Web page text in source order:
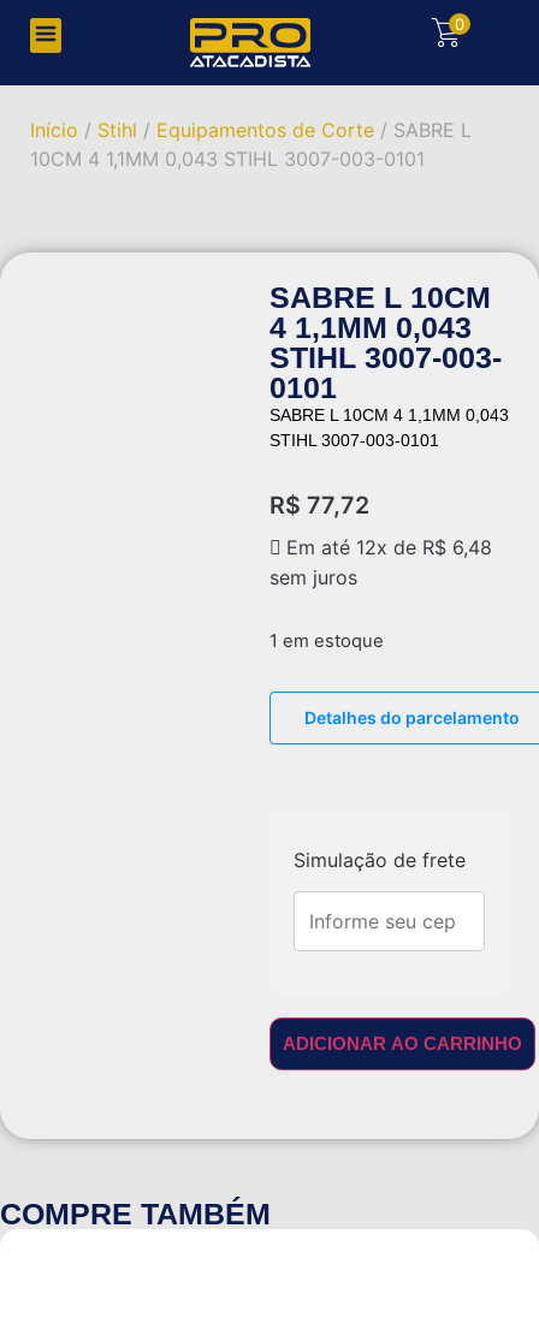
0
Início / Stihl / Equipamentos de Corte / SABRE L
10CM 4 1,1MM 0,043 STIHL 3007-003-0101
SABRE L 10CM
4 1,1MM 0,043
STIHL 3007-003-
0101
SABRE L 10CM 4 1,1MM 0,043
STIHL 3007-003-0101
R$ 77,72
Em até 12x de R$ 6,48
sem juros
1 em estoque
Detalhes do parcelamento
Simulação de frete
ADICIONAR AO CARRINHO
COMPRE TAMBÉM